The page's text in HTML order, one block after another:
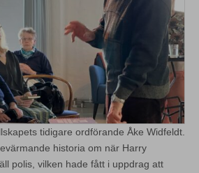
tidigare ordförande Åke Widfeldt.
historia om när Harry
polis, vilken hade fått i uppdrag att